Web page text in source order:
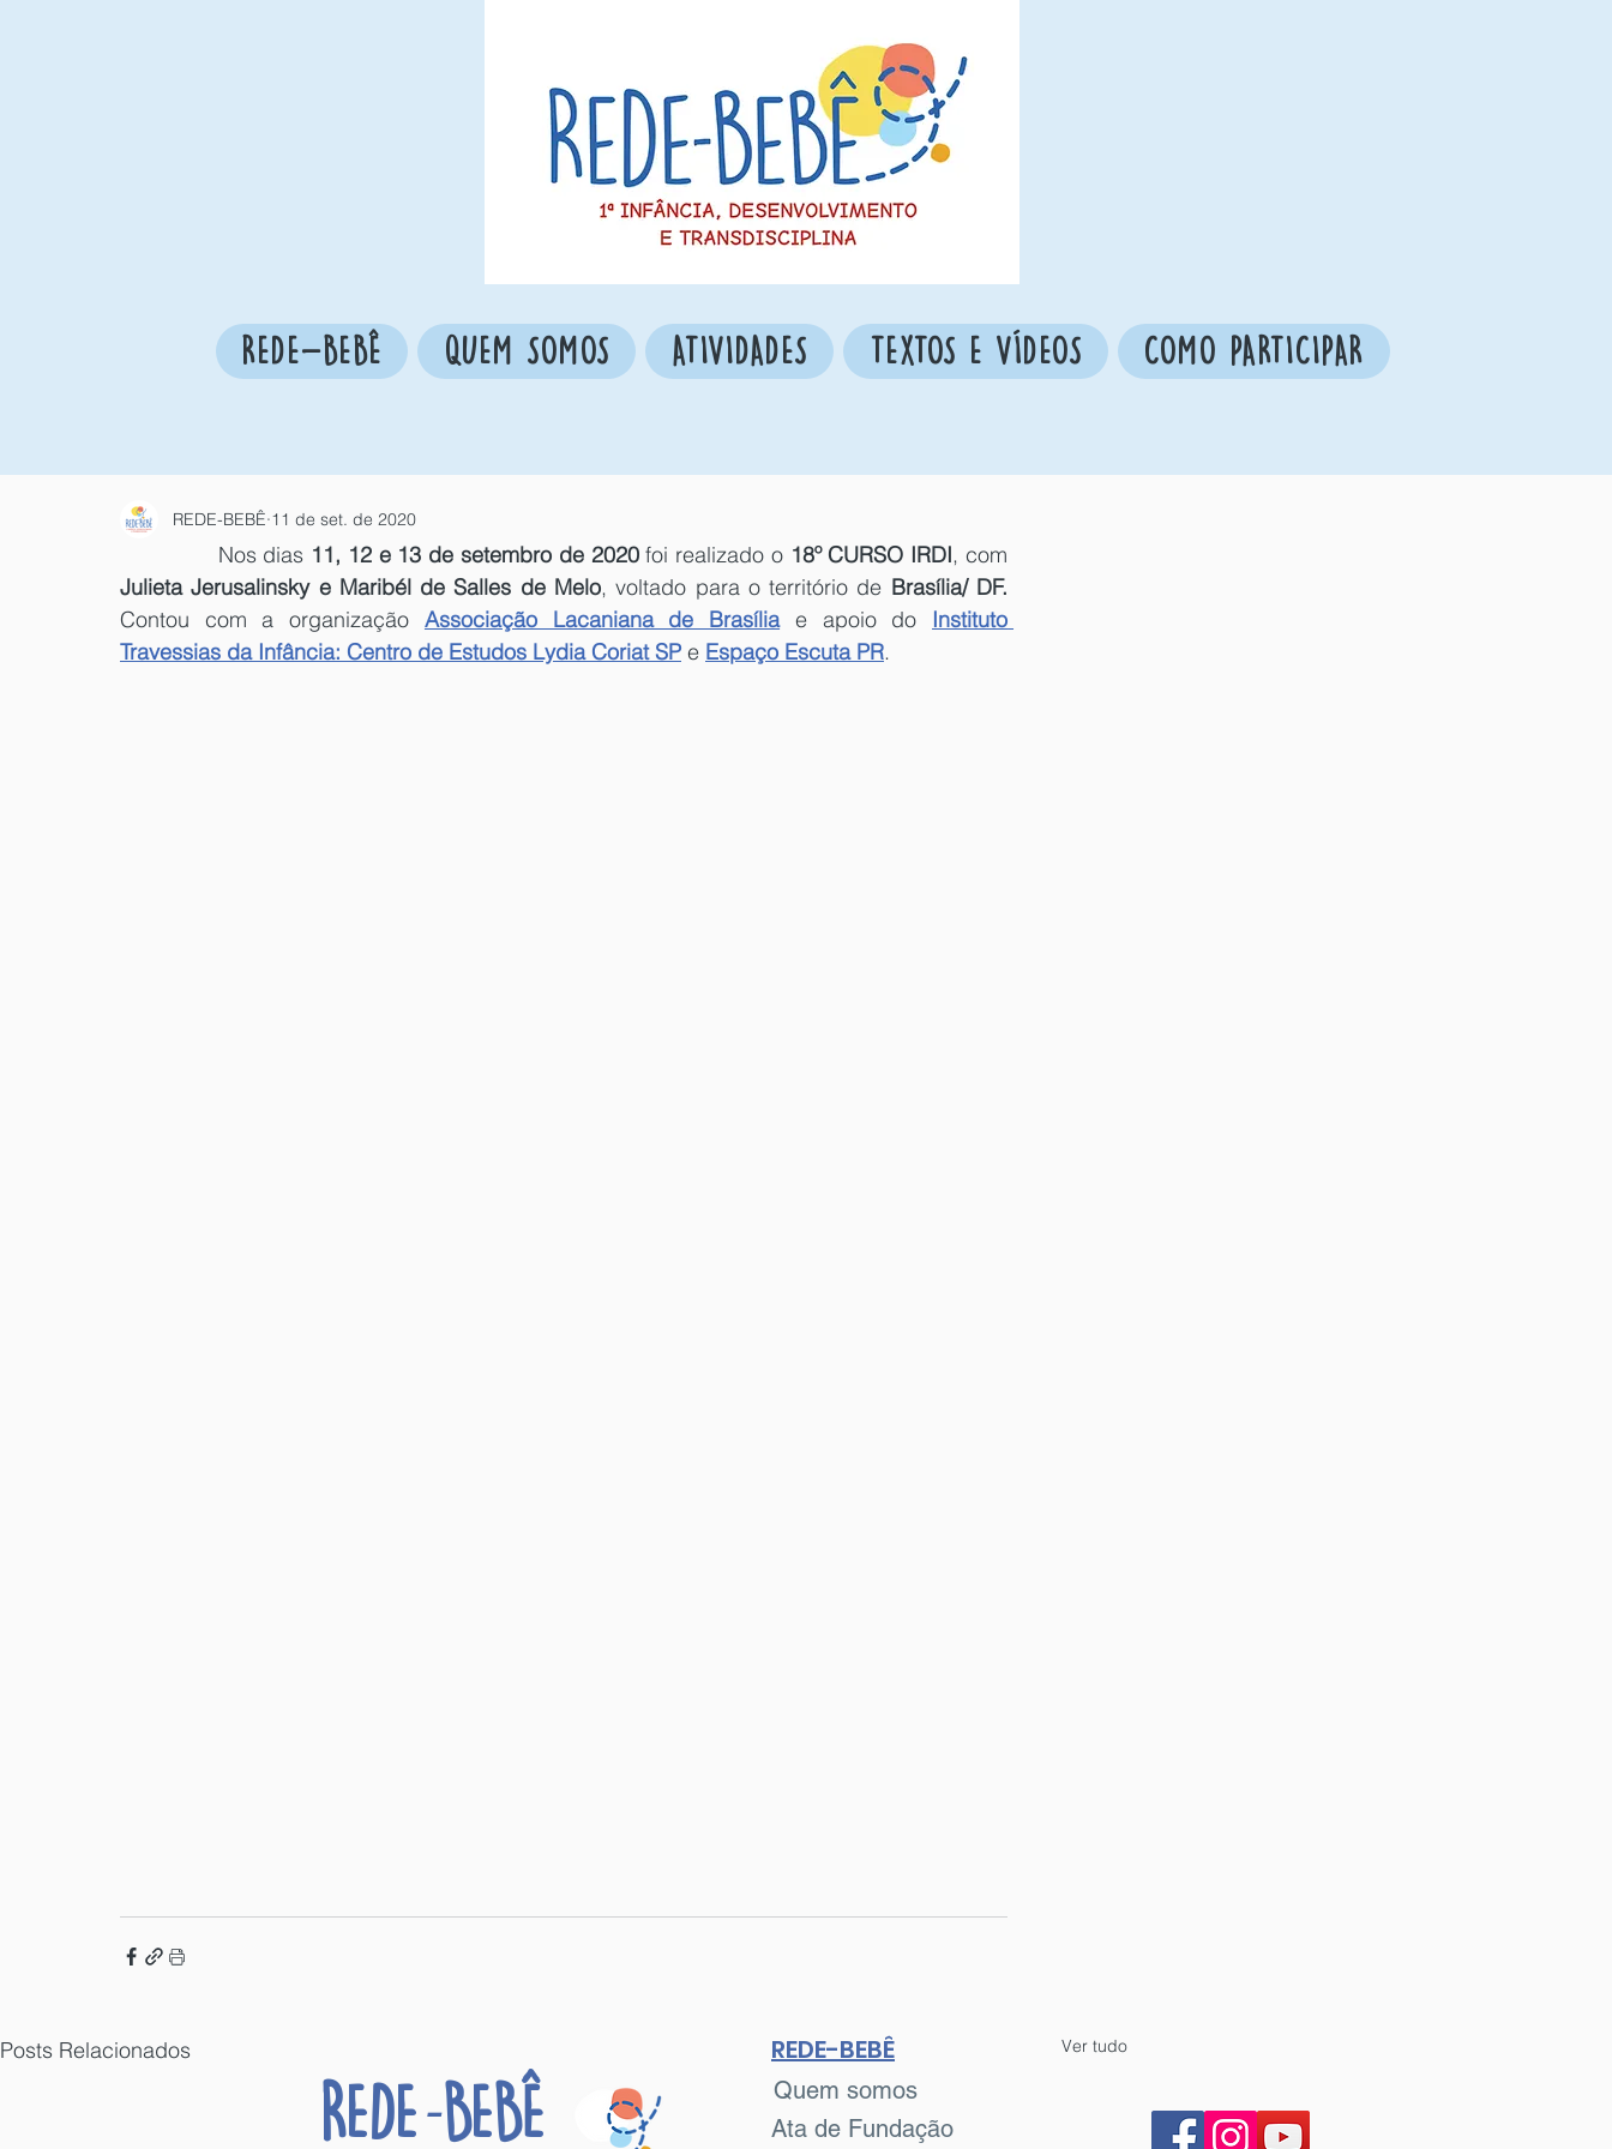
REDE-BEBÊ QUEM SOMOS ATIVIDADES TEXTOS E VÍDEOS COMO PARTICIPAR
REDE-BEBÊ 11 de set. de 2020
		Nos dias
11, 12 e 13 de setembro de 2020 foi realizado o 18º CURSO IRDI, com
Julieta Jerusalinsky e Maribél de Salles de Melo, voltado para o território de Brasília/ DF.
Contou com a organização Associação Lacaniana de Brasília e apoio do Instituto
Travessias da Infância: Centro de Estudos Lydia Coriat SP e Espaço Escuta PR.
Posts Relacionados Ver tudo
REDE -BEBÊ
REDE-BEBÊ
Quem somos
Ata de Fundação